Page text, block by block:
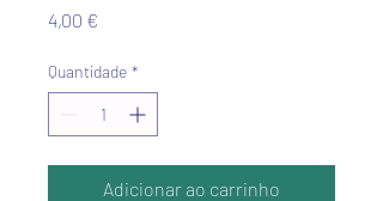
4,00 €
Quantidade *
Adicionar ao carrinho